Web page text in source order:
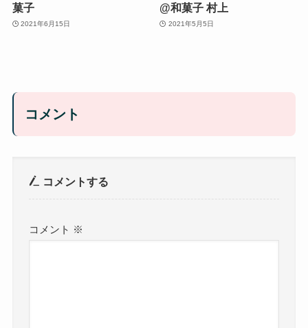
菓子
2021年6月15日
@和菓子 村上
2021年5月5日
コメント
コメントする
コメント ※